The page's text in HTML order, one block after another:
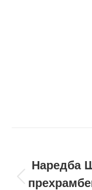
Наредба